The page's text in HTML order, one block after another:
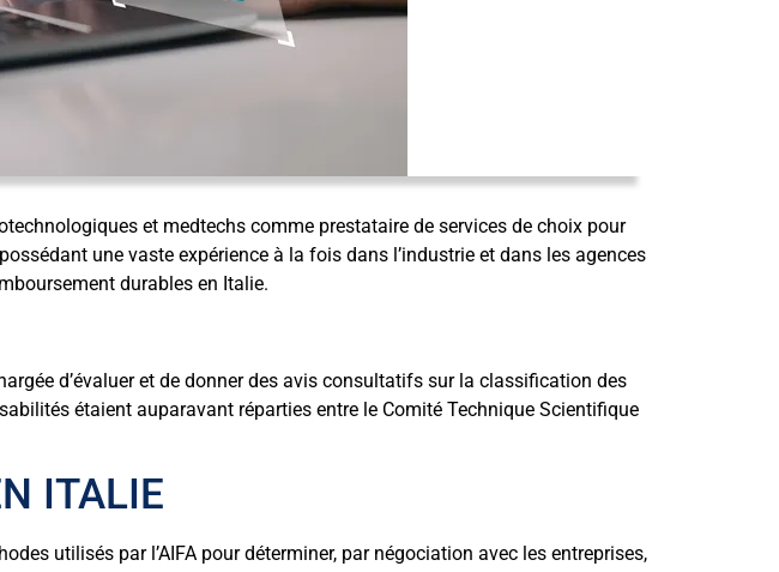
et medtechs comme prestataire de services de choix pour
une vaste expérience à la fois dans l’industrie et dans les agences
durables en Italie.
d’évaluer et de donner des avis consultatifs sur la classification des
étaient auparavant réparties entre le Comité Technique Scientifique
ITALIE
utilisés par l’AIFA pour déterminer, par négociation avec les entreprises,